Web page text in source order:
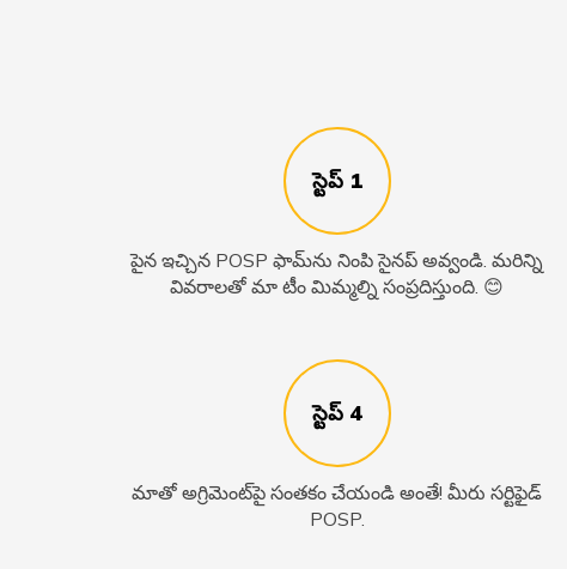
స్టెప్ 1
పైన ఇచ్చిన POSP ఫామ్‌ను నింపి సైనప్‌ అవ్వండి. మరిన్ని
వివరాలతో మా టీం మిమ్మల్ని సంప్రదిస్తుంది. 😊
స్టెప్ 4
మాతో అగ్రిమెంట్‌పై సంతకం చేయండి అంతే! మీరు సర్టిఫైడ్
POSP.